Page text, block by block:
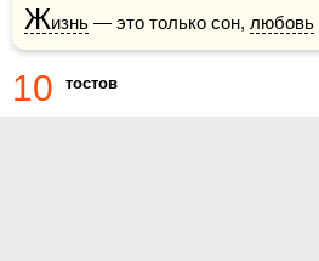
Жизнь — это только сон, любовь
10 тостов